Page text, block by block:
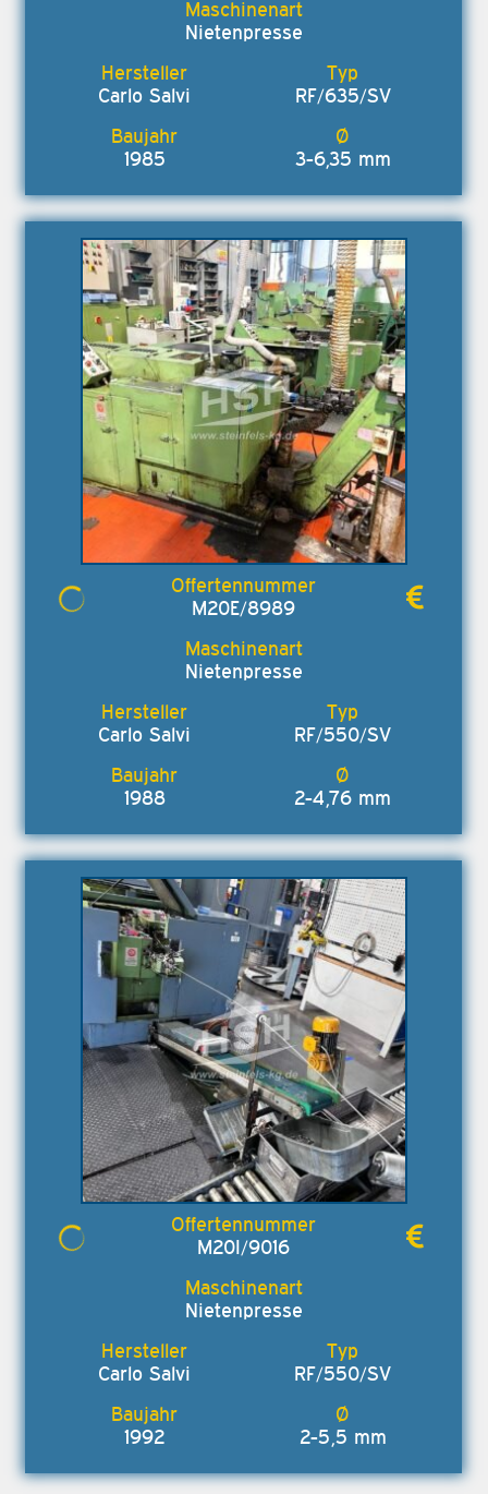
Nietenpresse
Carlo Salvi RF/635/SV
1985 3-6,35 mm
M20E/8989
Nietenpresse
Carlo Salvi RF/550/SV
1988 2-4,76 mm
M20I/9016
Nietenpresse
Carlo Salvi RF/550/SV
1992 2-5,5 mm